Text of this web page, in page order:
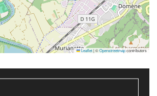
Leaflet|©Openstreetmapcontributors